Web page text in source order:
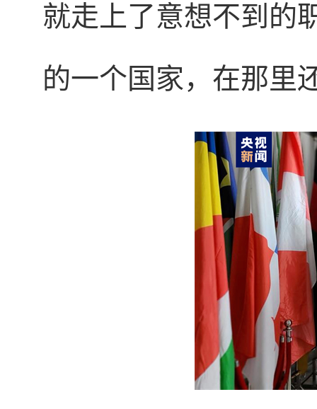
就走上了意想不到的
的一个国家，在那里